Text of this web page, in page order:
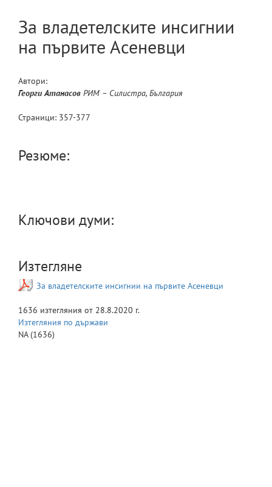
За владетелските инсигнии
на първите Асеневци
Автори:
Георги Атанасов РИМ – Силистра, България
Страници: 357-377
Резюме:
Ключови думи:
Изтегляне
За владетелските инсигнии на първите Асеневци
1636 изтегляния от 28.8.2020 г.
Изтегляния по държави
NA(1636)